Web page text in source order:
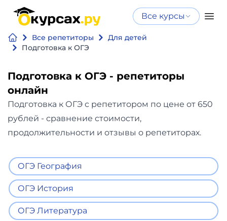
Все курсы
Все репетиторы
Для детей
Подготовка к ОГЭ
Подготовка к ОГЭ - репетиторы
онлайн
Подготовка к ОГЭ с репетитором по цене от 650
рублей - сравнение стоимости,
продолжительности и отзывы о репетиторах.
ОГЭ География
ОГЭ История
ОГЭ Литература
Нейросеть
и ИИ
Программирование
Бизнес
и
финансы
Дизайн
Аналитика
Видео,
Нейросеть и ИИ
искусственному
Курсы по нейросетям
Бесплатно